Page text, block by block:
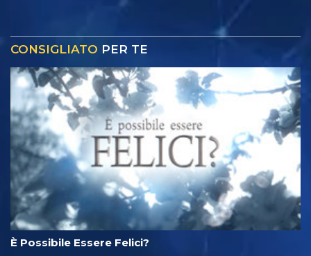
CONSIGLIATO PER TE
È Possibile Essere Felici?